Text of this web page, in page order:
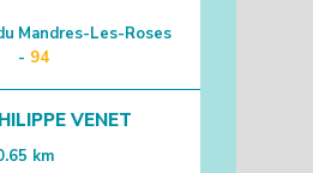
Mandres-Les-Roses
- 94
VENET
km